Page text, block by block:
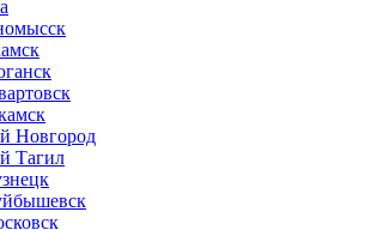
Новгород
Тагил